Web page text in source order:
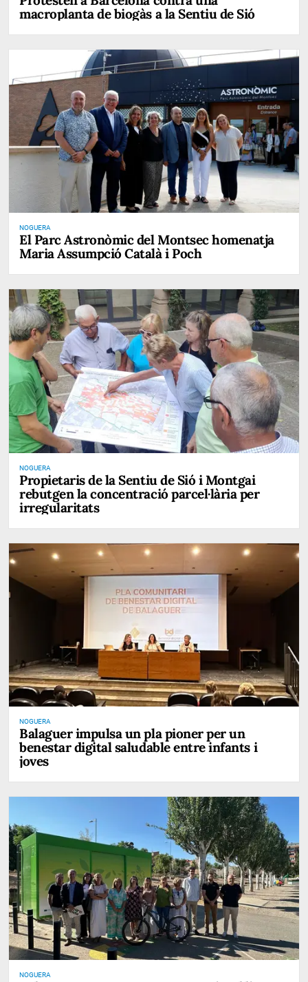
macroplanta de biogàs a la Sentiu de Sió
NOGUERA
El Parc Astronòmic del Montsec homenatja
Maria Assumpció Català i Poch
NOGUERA
Propietaris de la Sentiu de Sió i Montgai
rebutgen la concentració parcel·lària per
irregularitats
NOGUERA
Balaguer impulsa un pla pioner per un
benestar digital saludable entre infants i
joves
NOGUERA